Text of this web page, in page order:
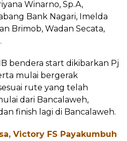
Winarno, Sp.A,
Bank Nagari, Imelda
Brimob, Wadan Secata,
bendera start dikibarkan Pj
mulai bergerak
rute yang telah
dari Bancalaweh,
finish lagi di Bancalaweh.
Victory FS Payakumbuh